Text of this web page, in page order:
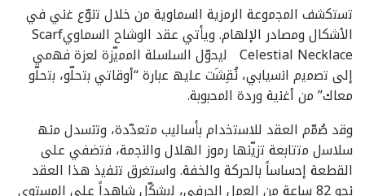
ﺗﺳﺗﻛﺷف اﻟﻣﺟﻣوﻋﺔ اﻟرﻣزﯾﺔ اﻟﺳﻣﺎوﯾﺔ ﻣن ﺧﻼل ﺗﻧوّع ﻏﻧﻲ ﻓﻲ
اﻷﺷﻛﺎل وﻣﺻﺎدر اﻹﻟﮭﺎم. وﯾﺄﺗﻲ ﻋﻘد اﻟوﺷﺎح اﻟﺳﻣﺎويScarf
Celestial Necklace ﻟﯾﺣوّل اﻟﺳﻠﺳﻠﺔ اﻟﻣﻣﯾّزة ﻟﻌزة ﻓﮭﻣﻲ
إﻟﻰ ﺗﺻﻣﯾم اﻧﺳﯾﺎﺑﻲ، ﻧُﻘِﺷَت ﻋﻠﯾﮫ ﻋﺑﺎرة “أوﻗﺎﺗﻲ ﺑﺗﺣﻠّو، ﺑﺗﺣﻠّو
ﻣﻌﺎك” ﻣن أﻏﻧﯾﺔ وردة اﻟﻣﺣﺑوﺑﺔ.
وﻗد ﺻُﻣّم اﻟﻌﻘد ﻟﻼﺳﺗﺧدام ﺑﺄﺳﺎﻟﯾب ﻣﺗﻌدّدة، وﺗﻧﺳدل ﻣﻧﮫ
ﺳﻼﺳل ﻣﺗﺗﺎﺑﻌﺔ ﺗزﯾّﻧﮭﺎ رﻣوز اﻟﮭﻼل واﻟﻧﺟﻣﺔ، ﻓﺗﺿﻔﻲ ﻋﻠﻰ
اﻟﻘطﻌﺔ إﺣﺳﺎﺳﺎً ﺑﺎﻟﺣرﻛﺔ واﻟﺧﻔﺔ. واﺳﺗﻐرق ﺗﻧﻔﯾذ ھذا اﻟﻌﻘد
ﻧﺣو 82 ﺳﺎﻋﺔ ﻣن اﻟﻌﻣل اﻟﺣرﻓﻲ، ﻟﯾﺷﻛّل ﺷﺎھداً ﻋﻠﻰ اﻟﻣﺳﺗوى